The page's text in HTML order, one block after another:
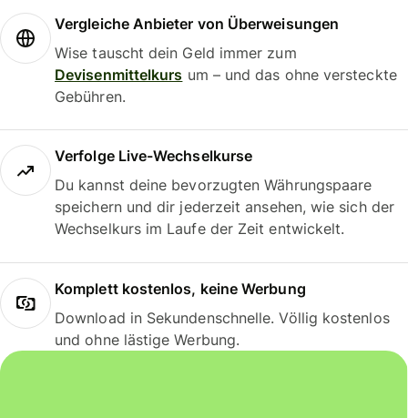
Vergleiche Anbieter von Überweisungen
Wise tauscht dein Geld immer zum
Devisenmittelkurs um – und das ohne versteckte
Gebühren.
Verfolge Live-Wechselkurse
Du kannst deine bevorzugten Währungspaare
speichern und dir jederzeit ansehen, wie sich der
Wechselkurs im Laufe der Zeit entwickelt.
Komplett kostenlos, keine Werbung
Download in Sekundenschnelle. Völlig kostenlos
und ohne lästige Werbung.